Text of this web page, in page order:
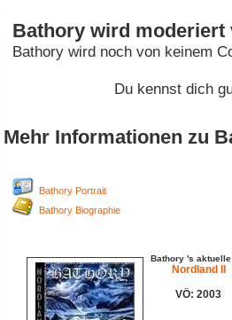
Bathory wird moderiert
Bathory wird noch von keinem
Du kennst dich
Mehr Informationen zu
Bathory Portrait
Bathory Biographie
Bathory 's aktuelle
Nordland II
VÖ: 2003